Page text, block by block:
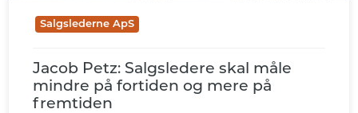
Salgslederne ApS
Jacob Petz: Salgsledere skal måle
mindre på fortiden og mere på
fremtiden